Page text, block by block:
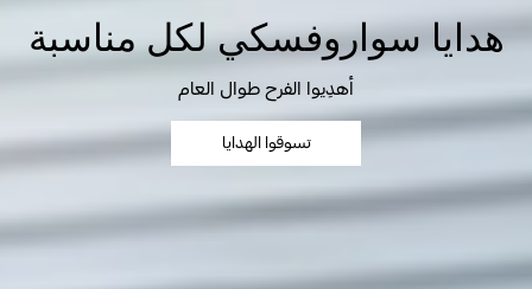
هدايا سواروفسكي لكل مناسبة
أهدِيوا الفرح طوال العام
تسوقوا الهدايا